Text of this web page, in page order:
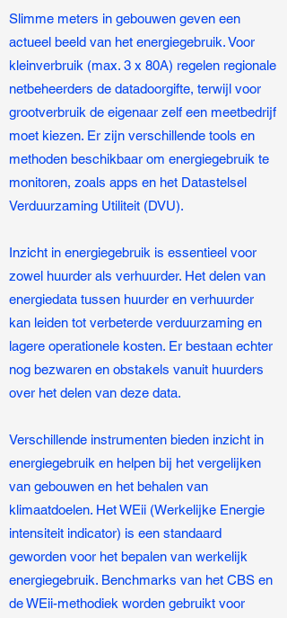
Slimme meters in gebouwen geven een
actueel beeld van het energiegebruik. Voor
kleinverbruik (max. 3 x 80A) regelen regionale
netbeheerders de datadoorgifte, terwijl voor
grootverbruik de eigenaar zelf een meetbedrijf
moet kiezen. Er zijn verschillende tools en
methoden beschikbaar om energiegebruik te
monitoren, zoals apps en het Datastelsel
Verduurzaming Utiliteit (DVU).
Inzicht in energiegebruik is essentieel voor
zowel huurder als verhuurder. Het delen van
energiedata tussen huurder en verhuurder
kan leiden tot verbeterde verduurzaming en
lagere operationele kosten. Er bestaan echter
nog bezwaren en obstakels vanuit huurders
over het delen van deze data.
Verschillende instrumenten bieden inzicht in
energiegebruik en helpen bij het vergelijken
van gebouwen en het behalen van
klimaatdoelen. Het WEii (Werkelijke Energie
intensiteit indicator) is een standaard
geworden voor het bepalen van werkelijk
energiegebruik. Benchmarks van het CBS en
de WEii-methodiek worden gebruikt voor